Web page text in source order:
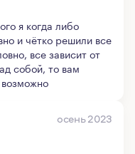
я когда либо
и чётко решили все
все зависит от
собой, то вам
возможно
осень 2023